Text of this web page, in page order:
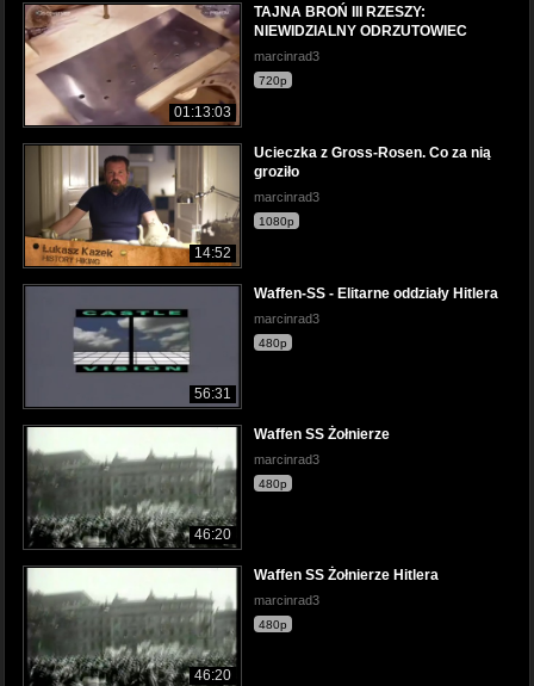
01:13:03
TAJNA BROŃ III RZESZY:
NIEWIDZIALNY ODRZUTOWIEC
marcinrad3
720p
14:52
Ucieczka z Gross-Rosen. Co za nią
groziło
marcinrad3
1080p
56:31
Waffen-SS - Elitarne oddziały Hitlera
marcinrad3
480p
46:20
Waffen SS Żołnierze
marcinrad3
480p
46:20
Waffen SS Żołnierze Hitlera
marcinrad3
480p